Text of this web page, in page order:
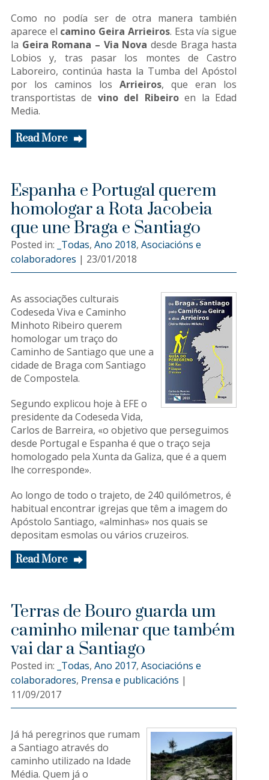
Como no podía ser de otra manera también
aparece el camino Geira Arrieiros. Esta vía sigue
la Geira Romana – Via Nova desde Braga hasta
Lobios y, tras pasar los montes de Castro
Laboreiro, continúa hasta la Tumba del Apóstol
por los caminos losArrieiros, que eran los
transportistas de vino del Ribeiroen la Edad
Media.
Read More
Espanha e Portugal querem
homologar a Rota Jacobeia
que une Braga e Santiago
Posted in: _Todas, Ano 2018, Asociacións e
colaboradores | 23/01/2018
As associações culturais
Codeseda Viva e Caminho
Minhoto Ribeiro querem
homologar um traço do
Caminho de Santiago que une a
cidade de Braga com Santiago
de Compostela.
Segundo explicou hoje à EFE o
presidente da Codeseda Vida,
Carlos de Barreira, «o objetivo que perseguimos
desde Portugal e Espanha é que o traço seja
homologado pela Xunta da Galiza, que é a quem
lhe corresponde».
Ao longo de todo o trajeto, de 240 quilómetros, é
habitual encontrar igrejas que têm a imagem do
Apóstolo Santiago, «alminhas» nos quais se
depositam esmolas ou vários cruzeiros.
Read More
Terras de Bouro guarda um
caminho milenar que também
vai dar a Santiago
Posted in: _Todas, Ano 2017, Asociacións e
colaboradores, Prensa e publicacións |
11/09/2017
Já há peregrinos que rumam
a Santiago através do
caminho utilizado na Idade
Média. Quem já o